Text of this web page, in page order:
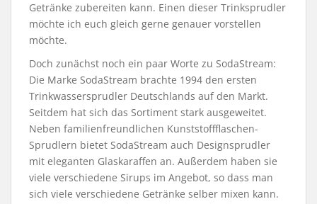
Getränke zubereiten kann. Einen dieser Trinksprudler
möchte ich euch gleich gerne genauer vorstellen
möchte.
Doch zunächst noch ein paar Worte zu SodaStream:
Die Marke SodaStream brachte 1994 den ersten
Trinkwassersprudler Deutschlands auf den Markt.
Seitdem hat sich das Sortiment stark ausgeweitet.
Neben familienfreundlichen Kunststoffflaschen-
Sprudlern bietet SodaStream auch Designsprudler
mit eleganten Glaskaraffen an. Außerdem haben sie
viele verschiedene Sirups im Angebot, so dass man
sich viele verschiedene Getränke selber mixen kann.